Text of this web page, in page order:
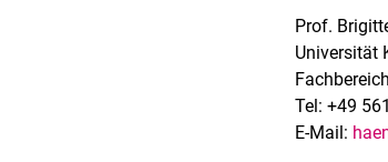
Prof.
Universität
Tel: +49
E-Mail: